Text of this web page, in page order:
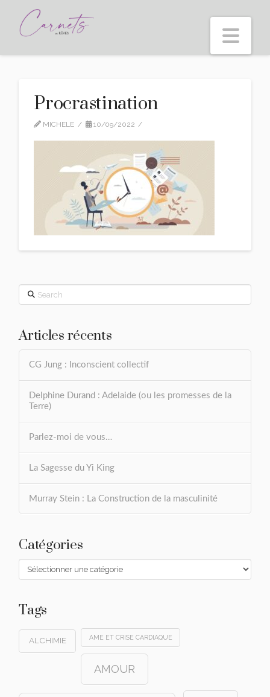
Procrastination
MICHELE 10/09/2022
Search
Articles récents
CG Jung : Inconscient collectif
Delphine Durand : Adelaide (ou les promesses de la
Terre)
Parlez-moi de vous…
La Sagesse du Yi King
Murray Stein : La Construction de la masculinité
Catégories
Catégories
Tags
ALCHIMIE AME ET CRISE CARDIAQUE
AMOUR